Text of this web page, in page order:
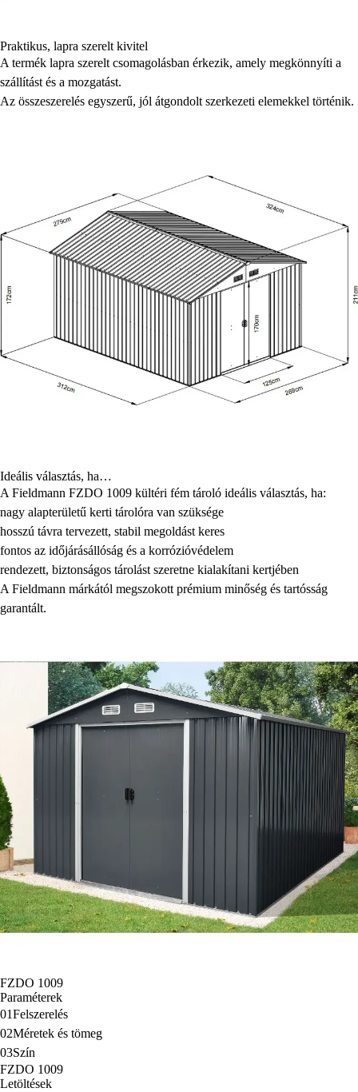
Praktikus, lapra szerelt kivitel
A termék lapra szerelt csomagolásban érkezik, amely megkönnyíti a
szállítást és a mozgatást.
Az összeszerelés egyszerű, jól átgondolt szerkezeti elemekkel történik.
Ideális választás, ha…
A Fieldmann FZDO 1009 kültéri fém tároló ideális választás, ha:
nagy alapterületű kerti tárolóra van szüksége
hosszú távra tervezett, stabil megoldást keres
fontos az időjárásállóság és a korrózióvédelem
rendezett, biztonságos tárolást szeretne kialakítani kertjében
A Fieldmann márkától megszokott prémium minőség és tartósság
garantált.
FZDO 1009
Paraméterek
01Felszerelés
02Méretek és tömeg
03Szín
FZDO 1009
Letöltések